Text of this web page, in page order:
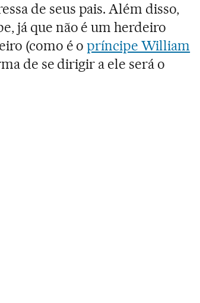
de seus pais. Além disso,
já que não é um herdeiro
(como é opríncipe William
de se dirigir a ele será o